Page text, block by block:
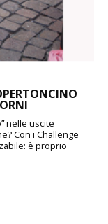
nelle uscite
Con i Challenge
è proprio